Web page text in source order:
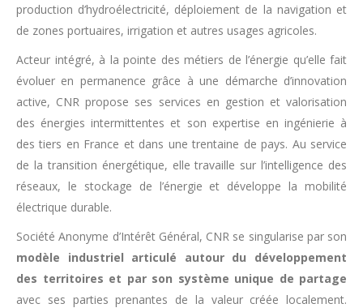
production d’hydroélectricité, déploiement de la navigation et
de zones portuaires, irrigation et autres usages agricoles.
Acteur intégré, à la pointe des métiers de l’énergie qu’elle fait
évoluer en permanence grâce à une démarche d’innovation
active, CNR propose ses services en gestion et valorisation
des énergies intermittentes et son expertise en ingénierie à
des tiers en France et dans une trentaine de pays. Au service
de la transition énergétique, elle travaille sur l’intelligence des
réseaux, le stockage de l’énergie et développe la mobilité
électrique durable.
Société Anonyme d’Intérêt Général, CNR se singularise par son
modèle industriel articulé autour du développement
des territoires et par son système unique de partage
avec ses parties prenantes de la valeur créée localement.